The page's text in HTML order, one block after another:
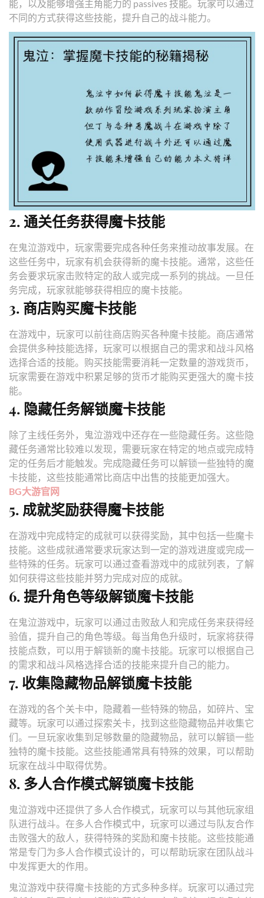
能，以及能够增强主角能力的 passives 技能。玩家可以通过
不同的方式获得这些技能，提升自己的战斗能力。
2. 通关任务获得魔卡技能
在鬼泣游戏中，玩家需要完成各种任务来推动故事发展。在
这些任务中，玩家有机会获得新的魔卡技能。通常，这些任
务会要求玩家击败特定的敌人或完成一系列的挑战。一旦任
务完成，玩家就能够获得相应的魔卡技能。
3. 商店购买魔卡技能
在游戏中，玩家可以前往商店购买各种魔卡技能。商店通常
会提供多种技能选择，玩家可以根据自己的需求和战斗风格
选择合适的技能。购买技能需要消耗一定数量的游戏货币，
玩家需要在游戏中积累足够的货币才能购买更强大的魔卡技
能。
4. 隐藏任务解锁魔卡技能
除了主线任务外，鬼泣游戏中还存在一些隐藏任务。这些隐
藏任务通常比较难以发现，需要玩家在特定的地点或完成特
定的任务后才能触发。完成隐藏任务可以解锁一些独特的魔
卡技能，这些技能通常比商店中出售的技能更加强大。
BG大游官网
5. 成就奖励获得魔卡技能
在游戏中完成特定的成就可以获得奖励，其中包括一些魔卡
技能。这些成就通常要求玩家达到一定的游戏进度或完成一
些特殊的任务。玩家可以通过查看游戏中的成就列表，了解
如何获得这些技能并努力完成对应的成就。
6. 提升角色等级解锁魔卡技能
在鬼泣游戏中，玩家可以通过击败敌人和完成任务来获得经
验值，提升自己的角色等级。每当角色升级时，玩家将获得
技能点数，可以用于解锁新的魔卡技能。玩家可以根据自己
的需求和战斗风格选择合适的技能来提升自己的能力。
7. 收集隐藏物品解锁魔卡技能
在游戏的各个关卡中，隐藏着一些特殊的物品，如碎片、宝
藏等。玩家可以通过探索关卡，找到这些隐藏物品并收集它
们。一旦玩家收集到足够数量的隐藏物品，就可以解锁一些
独特的魔卡技能。这些技能通常具有特殊的效果，可以帮助
玩家在战斗中取得优势。
8. 多人合作模式解锁魔卡技能
鬼泣游戏中还提供了多人合作模式，玩家可以与其他玩家组
队进行战斗。在多人合作模式中，玩家可以通过与队友合作
击败强大的敌人，获得特殊的奖励和魔卡技能。这些技能通
常是专门为多人合作模式设计的，可以帮助玩家在团队战斗
中发挥更大的作用。
鬼泣游戏中获得魔卡技能的方式多种多样。玩家可以通过完